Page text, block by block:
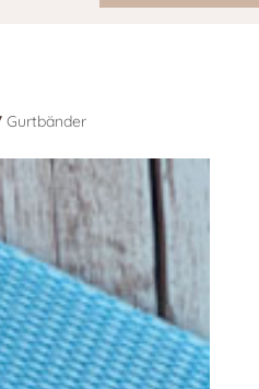
Gurtbänder